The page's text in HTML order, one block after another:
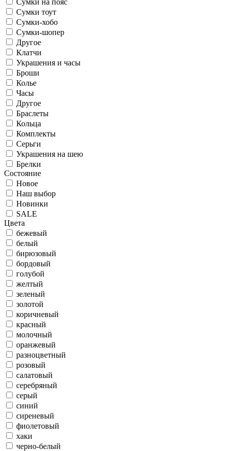
Сумки тоут
Сумки-хобо
Сумки-шопер
Другое
Клатчи
Украшения и часы
Броши
Колье
Часы
Другое
Браслеты
Кольца
Комплекты
Серьги
Украшения на шею
Брелки
Состояние
Новое
Наш выбор
Новинки
SALE
Цвета
бежевый
белый
бирюзовый
бордовый
голубой
желтый
зеленый
золотой
коричневый
красный
молочный
оранжевый
разноцветный
розовый
салатовый
серебряный
серый
синий
сиреневый
фиолетовый
хаки
черно-белый